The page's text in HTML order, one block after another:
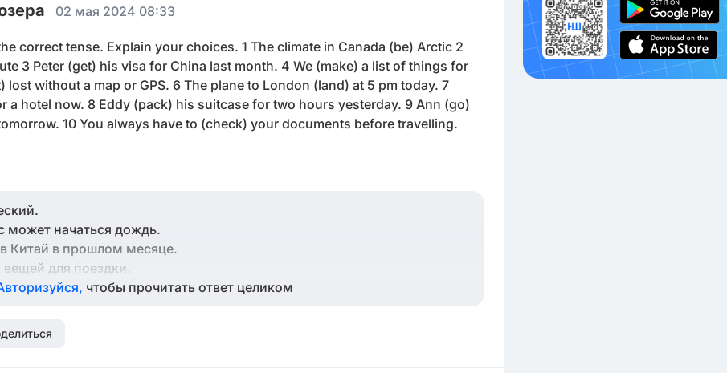
02 мая 2024 08:33
correct tense. Explain your choices. 1 The climate in Canada (be) Arctic 2
3 Peter (get) his visa for China last month. 4 We (make) a list of things for
without a map or GPS. 6 The plane to London (land) at 5 pm today. 7
a hotel now. 8 Eddy (pack) his suitcase for two hours yesterday. 9 Ann (go)
10 You always have to (check) your documents before travelling.
может начаться дождь.
Китай в прошлом месяце.
для поездки.
без карты или GPS.
в интернете.
два часа вчера.
на экскурсию в Львов.
чтобы прочитать ответ целиком